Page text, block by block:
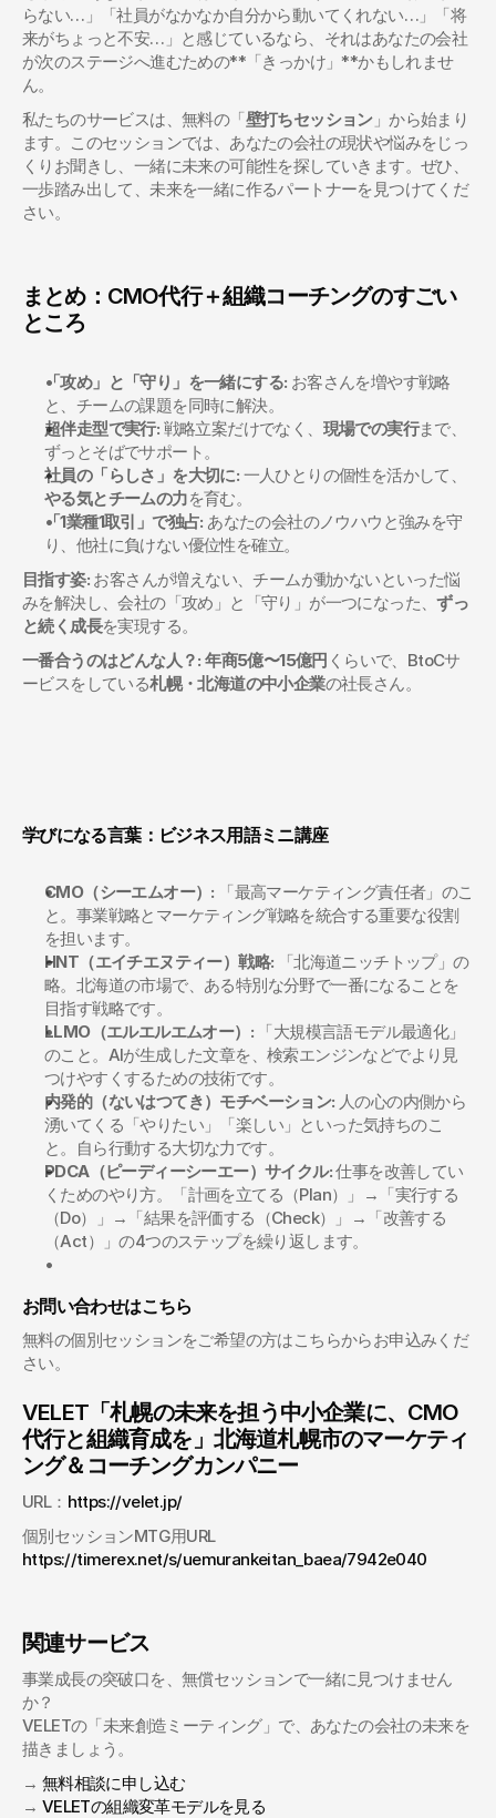
らない…」「社員がなかなか自分から動いてくれない…」「将
来がちょっと不安…」と感じているなら、それはあなたの会社
が次のステージへ進むための**「きっかけ」**かもしれませ
ん。
私たちのサービスは、無料の「壁打ちセッション」から始まり
ます。このセッションでは、あなたの会社の現状や悩みをじっ
くりお聞きし、一緒に未来の可能性を探していきます。ぜひ、
一歩踏み出して、未来を一緒に作るパートナーを見つけてくだ
さい。
まとめ：CMO代行＋組織コーチングのすごい
ところ
「攻め」と「守り」を一緒にする: お客さんを増やす戦略
と、チームの課題を同時に解決。
超伴走型で実行: 戦略立案だけでなく、 現場での実行まで、
ずっとそばでサポート。
社員の「らしさ」を大切に: 一人ひとりの個性を活かして、
やる気とチームの力を育む。
「1業種1取引」で独占: あなたの会社のノウハウと強みを守
り、他社に負けない優位性を確立。
目指す姿: お客さんが増えない、チームが動かないといった悩
みを解決し、会社の「攻め」と「守り」が一つになった、ずっ
と続く成長を実現する。
一番合うのはどんな人？: 年商5億〜15億円 くらいで、BtoCサ
ービスをしている札幌・北海道の中小企業の社長さん。
学びになる言葉：ビジネス用語ミニ講座
CMO（シーエムオー）: 「最高マーケティング責任者」のこ
と。事業戦略とマーケティング戦略を統合する重要な役割
を担います。
HNT（エイチエヌティー）戦略: 「北海道ニッチトップ」の
略。北海道の市場で、ある特別な分野で一番になることを
目指す戦略です。
LLMO（エルエルエムオー）: 「大規模言語モデル最適化」
のこと。AIが生成した文章を、検索エンジンなどでより見
つけやすくするための技術です。
内発的（ないはつてき）モチベーション: 人の心の内側から
湧いてくる「やりたい」「楽しい」といった気持ちのこ
と。自ら行動する大切な力です。
PDCA（ピーディーシーエー）サイクル: 仕事を改善してい
くためのやり方。「計画を立てる（Plan）」→「実行する
（Do）」→「結果を評価する（Check）」→「改善する
（Act）」の4つのステップを繰り返します。
お問い合わせはこちら
無料の個別セッションをご希望の方はこちらからお申込みくだ
さい。
VELET「札幌の未来を担う中小企業に、CMO
代行と組織育成を」北海道札幌市のマーケティ
ング＆コーチングカンパニー
URL： https://velet.jp/
個別セッションMTG用URL
https://timerex.net/s/uemurankeitan_baea/7942e040
関連サービス
事業成長の突破口を、無償セッションで一緒に見つけません
か？
VELETの「未来創造ミーティング」で、あなたの会社の未来を
描きましょう。
→ 無料相談に申し込む
→ VELETの組織変革モデルを見る